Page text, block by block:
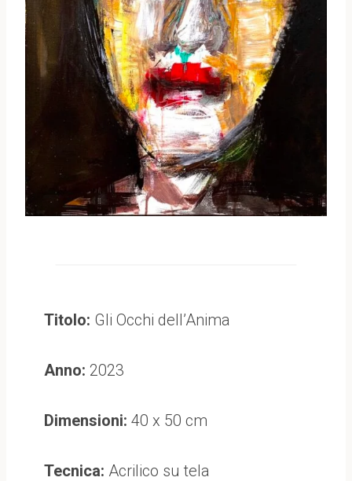
Titolo: Gli Occhi dell’Anima
Anno: 2023
Dimensioni: 40 x 50 cm
Tecnica: Acrilico su tela